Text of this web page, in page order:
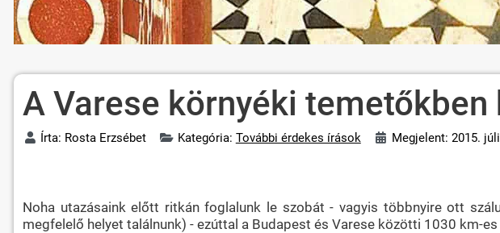
A Varese környéki
Írta: Rosta Erzsébet Kategória: További érdekes írások Megjelent: 2015.
Noha utazásaink előtt ritkán foglalunk le szobát - vagyis többnyire ott
megfelelő helyet találnunk) - ezúttal a Budapest és Varese közötti 1030 km-